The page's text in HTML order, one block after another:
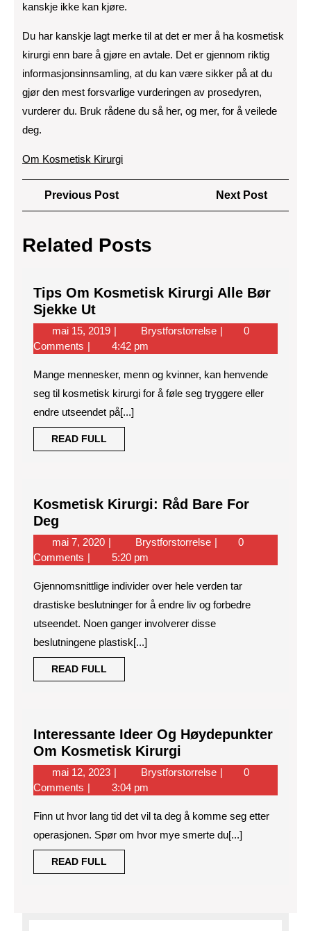
kanskje ikke kan kjøre.
Du har kanskje lagt merke til at det er mer å ha kosmetisk
kirurgi enn bare å gjøre en avtale. Det er gjennom riktig
informasjonsinnsamling, at du kan være sikker på at du
gjør den mest forsvarlige vurderingen av prosedyren,
vurderer du. Bruk rådene du så her, og mer, for å veilede
deg.
Om Kosmetisk Kirurgi
Innleggsnavigasjon
Previous PostPrevious
Post
Next Post
Post
Related Posts
Tips Om Kosmetisk Kirurgi Alle Bør
Sjekke UtTips
Om
Kosmetisk
Kirurgi
Alle
Bør
Sjekke
Ut
mai 15, 2019 mai
15,
Brystforstorrelse Tips
Kirurgi
Alle
0
Comments
4:42 pm
Mange mennesker, menn og kvinner, kan henvende
seg til kosmetisk kirurgi for å føle seg tryggere eller
endre utseendet på[...]
READ FULL
FULL
Kosmetisk Kirurgi: Råd Bare For
Deg
Kirurgi:
Råd
Bare
For
Deg
mai 7, 2020 mai
7,
Brystforstorrelse Kosmetisk
Bare
For
0
Comments
5:20 pm
Gjennomsnittlige individer over hele verden tar
drastiske beslutninger for å endre liv og forbedre
utseendet. Noen ganger involverer disse
beslutningene plastisk[...]
READ FULL
FULL
Interessante Ideer Og Høydepunkter
Om Kosmetisk Kirurgi
Ideer
Høydepunkter
Om
Kosmetisk
mai 12, 2023 mai
12,
Brystforstorrelse Interessante
Høydepunkter
Om
0
Comments
3:04 pm
Finn ut hvor lang tid det vil ta deg å komme seg etter
operasjonen. Spør om hvor mye smerte du[...]
READ FULL
FULL